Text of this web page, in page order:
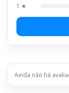
1 ★
Ainda não há